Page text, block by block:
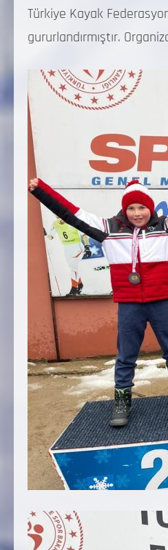
Türkiye Kayak
gururlandırmıştır.